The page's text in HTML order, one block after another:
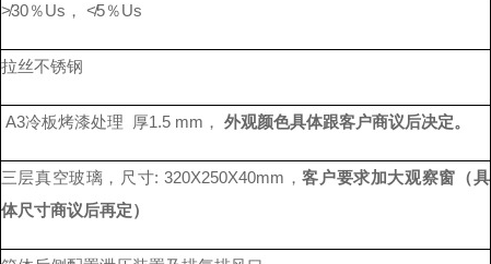
≯30％Us， ≮5％Us
拉丝不锈钢
A3冷板烤漆处理 厚1.5 mm ， 外观颜色具体跟客户商议后决定。
三层真空玻璃，尺寸: 320X250X40mm，客户要求加大观察窗（具
体尺寸商议后再定）